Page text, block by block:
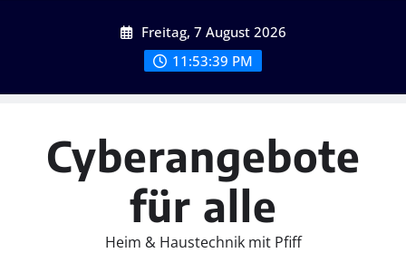
Freitag, 7 August 2026
11:53:40 PM
Cyberangebote
für alle
Heim & Haustechnik mit Pfiff